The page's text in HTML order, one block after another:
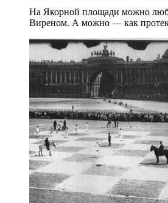
На Якорной площади можно
Виреном. А можно — как